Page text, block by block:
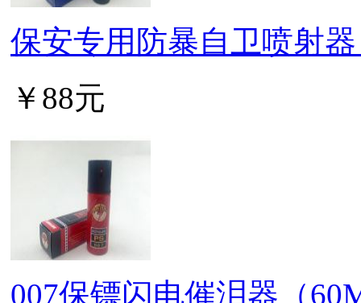
保安专用防暴自卫喷射
￥88元
007保镖闪电催泪器（